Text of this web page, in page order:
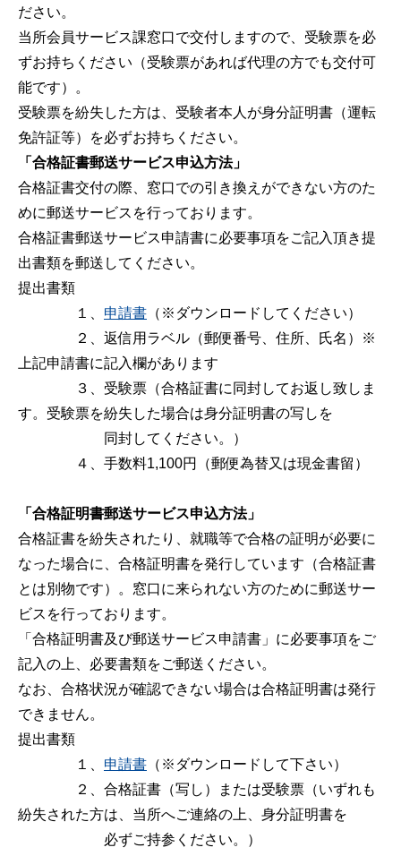
ださい。
当所会員サービス課窓口で交付しますので、受験票を必
ずお持ちください（受験票があれば代理の方でも交付可
能です）。
受験票を紛失した方は、受験者本人が身分証明書（運転
免許証等）を必ずお持ちください。
「合格証書郵送サービス申込方法」
合格証書交付の際、窓口での引き換えができない方のた
めに郵送サービスを行っております。
合格証書郵送サービス申請書に必要事項をご記入頂き提
出書類を郵送してください。
提出書類
１、 申請書 （※ダウンロードしてください）
２、返信用ラベル（郵便番号、住所、氏名）※
上記申請書に記入欄があります
３、受験票（合格証書に同封してお返し致しま
す。受験票を紛失した場合は身分証明書の写しを
同封してください。）
４、手数料1,100円（郵便為替又は現金書留）
「合格証明書郵送サービス申込方法」
合格証書を紛失されたり、就職等で合格の証明が必要に
なった場合に、合格証明書を発行しています（合格証書
とは別物です）。窓口に来られない方のために郵送サー
ビスを行っております。
「合格証明書及び郵送サービス申請書」に必要事項をご
記入の上、必要書類をご郵送ください。
なお、合格状況が確認できない場合は合格証明書は発行
できません。
提出書類
１、 申請書 （※ダウンロードして下さい）
２、合格証書（写し）または受験票（いずれも
紛失された方は、当所へご連絡の上、身分証明書を
必ずご持参ください。）